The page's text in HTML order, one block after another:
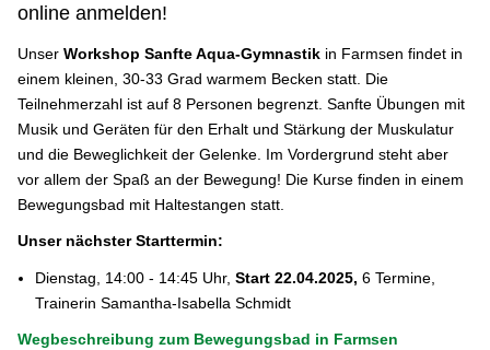
online anmelden!
Unser Workshop Sanfte Aqua-Gymnastik in Farmsen findet in
einem kleinen, 30-33 Grad warmem Becken statt. Die
Teilnehmerzahl ist auf 8 Personen begrenzt. Sanfte Übungen mit
Musik und Geräten für den Erhalt und Stärkung der Muskulatur
und die Beweglichkeit der Gelenke. Im Vordergrund steht aber
vor allem der Spaß an der Bewegung! Die Kurse finden in einem
Bewegungsbad mit Haltestangen statt.
Unser nächster Starttermin:
Dienstag, 14:00 - 14:45 Uhr,Start 22.04.2025,6 Termine,
Trainerin Samantha-Isabella Schmidt
Wegbeschreibung zum Bewegungsbad in Farmsen